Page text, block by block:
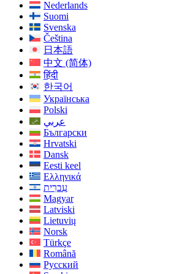
Nederlands
Suomi
Svenska
Čeština
日本語
中文 (简体)
हिंदी
한국어
Українська
Polski
عربي
Български
Hrvatski
Dansk
Eesti keel
Ελληνικά
עִברִית
Magyar
Latviski
Lietuvių
Norsk
Türkçe
Română
Русский